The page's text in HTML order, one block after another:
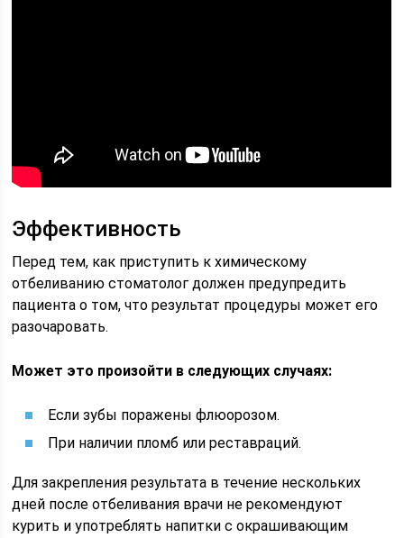
Эффективность
Перед тем, как приступить к химическому
отбеливанию стоматолог должен предупредить
пациента о том, что результат процедуры может его
разочаровать.
Может это произойти в следующих случаях:
Если зубы поражены флюорозом.
При наличии пломб или реставраций.
Для закрепления результата в течение нескольких
дней после отбеливания врачи не рекомендуют
курить и употреблять напитки с окрашивающим